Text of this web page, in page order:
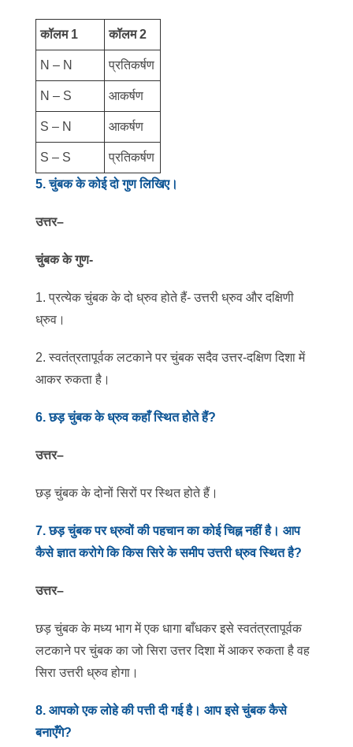
कॉलम 1 कॉलम 2
N – N प्रतिकर्षण
N – S आकर्षण
S – N आकर्षण
S – S
प्रतिकर्षण
5.चुंबक के कोई दो गुण लिखिए।
उत्तर–
चुंबक के गुण-
1. प्रत्येक चुंबक के दो ध्रुव होते हैं- उत्तरी ध्रुव और दक्षिणी
ध्रुव।
2. स्वतंत्रतापूर्वक लटकाने पर चुंबक सदैव उत्तर-दक्षिण दिशा में
आकर रुकता है।
6.छड़ चुंबक के ध्रुव कहाँ स्थित होते हैं?
उत्तर–
छड़ चुंबक के दोनों सिरों पर स्थित होते हैं।
7.छड़ चुंबक पर ध्रुवों की पहचान का कोई चिह्न नहीं है। आप
कैसे ज्ञात करोगे कि किस सिरे के समीप उत्तरी ध्रुव स्थित है?
उत्तर–
छड़ चुंबक के मध्य भाग में एक धागा बाँधकर इसे स्वतंत्रतापूर्वक
लटकाने पर चुंबक का जो सिरा उत्तर दिशा में आकर रुकता है वह
सिरा उत्तरी ध्रुव होगा।
8. आपको एक लोहे की पत्ती दी गई है। आप इसे चुंबक कैसे
बनाएँगे?